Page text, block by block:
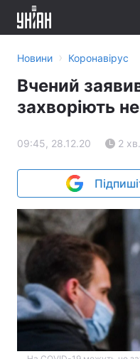
Новини › Коронавірус
Вчений
захворіють не
09:45, 28.12.20 2 хв.